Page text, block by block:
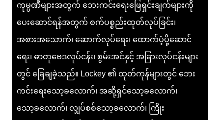
ကုမ္ပဏီများအတွက် ဘေးကင်းရေးဖြေရှင်းချက်များကို
ပေးဆောင်ရန်အတွက် စက်ပစ္စည်းထုတ်လုပ်ခြင်း၊
အစားအသောက်၊ ဆောက်လုပ်ရေး၊ ထောက်ပံ့ပို့ဆောင်
ရေး၊ ဓာတုဗေဒလုပ်ငန်း၊ စွမ်းအင်နှင့် အခြားလုပ်ငန်းများ
တွင် ခြေချခဲ့သည်။ Lockey ၏ ထုတ်ကုန်များတွင် ဘေး
ကင်းရေးသော့ခလောက်၊ အဆို့ရှင်သော့ခလောက်၊
သော့ခလောက်၊ လျှပ်စစ်သော့ခလောက်၊ ကြိုး